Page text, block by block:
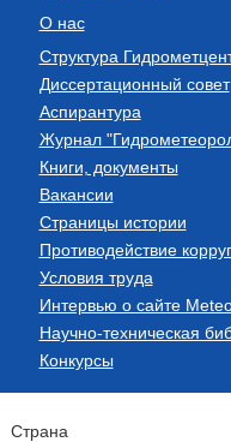
О нас
Структура
Диссертационный совет
Аспирантура
Журнал
Книги, документы
Вакансии
Страницы истории
Противодействие
Условия труда
Интервью о сайте
Научно-техническая
Конкурсы
Страна